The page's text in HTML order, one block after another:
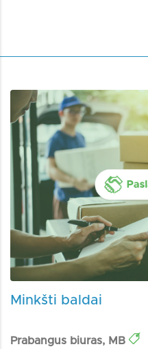
Minkšti baldai
Prabangus biuras, MB